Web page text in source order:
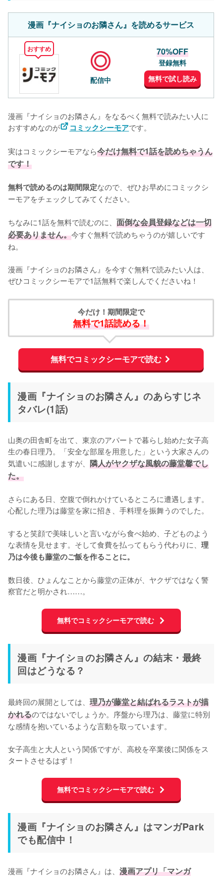
漫画『ナイショのお隣さん』を読めるサービス
おすすめ
配信中
70%OFF
登録無料
無料で試し読み
漫画『ナイショのお隣さん』をなるべく無料で読みたい人に
おすすめなのが
コミックシーモアです。
実はコミックシーモアなら今だけ無料で1話を読めちゃうん
です！
無料で読めるのは期間限定なので、ぜひお早めにコミックシ
ーモアをチェックしてみてください。
ちなみに1話を無料で読むのに、 面倒な会員登録などは一切
必要ありません。今すぐ無料で読めちゃうのが嬉しいです
ね。
漫画『ナイショのお隣さん』を今すぐ無料で読みたい人は、
ぜひコミックシーモアで1話無料で楽しんでくださいね！
今だけ！期間限定で
無料で1話読める！
無料でコミックシーモアで読む
漫画『ナイショのお隣さん』のあらすじネ
タバレ(1話)
山奥の田舎町を出て、東京のアパートで暮らし始めた女子高
生の春日理乃。「安全な部屋を用意した」という大家さんの
気遣いに感謝しますが、 隣人がヤクザな風貌の藤堂馨でし
た。
さらにある日、空腹で倒れかけているところに遭遇します。
心配した理乃は藤堂を家に招き、手料理を振舞うのでした。
すると笑顔で美味しいと言いながら食べ始め、子どものよう
な表情を見せます。そして食費を払ってもらう代わりに、 理
乃は今後も藤堂のご飯を作ることに。
数日後、ひょんなことから藤堂の正体が、ヤクザではなく警
察官だと明かされ……。
無料でコミックシーモアで読む
漫画『ナイショのお隣さん』の結末・最終
回はどうなる？
最終回の展開としては、 理乃が藤堂と結ばれるラストが描
かれるのではないでしょうか。序盤から理乃は、藤堂に特別
な感情を抱いているような言動を取っています。
女子高生と大人という関係ですが、高校を卒業後に関係をス
タートさせるはず！
無料でコミックシーモアで読む
漫画『ナイショのお隣さん』はマンガPark
でも配信中！
漫画『ナイショのお隣さん』は、 漫画アプリ「マンガ